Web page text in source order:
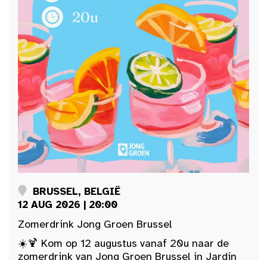
BRUSSEL, BELGIË
12 AUG 2026 | 20:00
Zomerdrink Jong Groen Brussel
☀️🍹 Kom op 12 augustus vanaf 20u naar de
zomerdrink van Jong Groen Brussel in Jardin